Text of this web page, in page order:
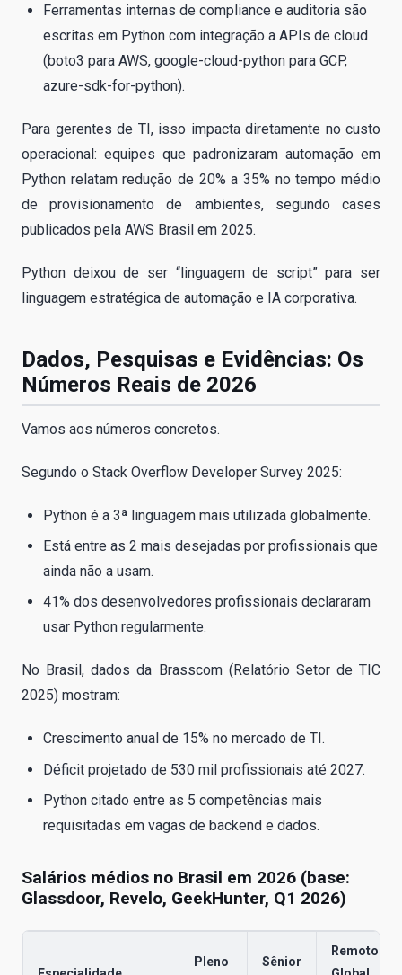
Ferramentas internas de compliance e auditoria são
escritas em Python com integração a APIs de cloud
(boto3 para AWS, google-cloud-python para GCP,
azure-sdk-for-python).
Para gerentes de TI, isso impacta diretamente no custo
operacional: equipes que padronizaram automação em
Python relatam redução de 20% a 35% no tempo médio
de provisionamento de ambientes, segundo cases
publicados pela AWS Brasil em 2025.
Python deixou de ser “linguagem de script” para ser
linguagem estratégica de automação e IA corporativa.
Dados, Pesquisas e Evidências: Os
Números Reais de 2026
Vamos aos números concretos.
Segundo o Stack Overflow Developer Survey 2025:
Python é a 3ª linguagem mais utilizada globalmente.
Está entre as 2 mais desejadas por profissionais que
ainda não a usam.
41% dos desenvolvedores profissionais declararam
usar Python regularmente.
No Brasil, dados da Brasscom (Relatório Setor de TIC
2025) mostram:
Crescimento anual de 15% no mercado de TI.
Déficit projetado de 530 mil profissionais até 2027.
Python citado entre as 5 competências mais
requisitadas em vagas de backend e dados.
Salários médios no Brasil em 2026 (base:
Glassdoor, Revelo, GeekHunter, Q1 2026)
Pleno Sênior
Remoto